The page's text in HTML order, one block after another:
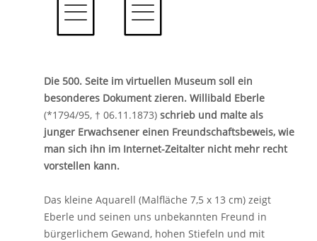
Die 500. Seite im virtuellen Museum soll ein
besonderes Dokument zieren. Willibald Eberle
(*1794/95, † 06.11.1873) schrieb und malte als
junger Erwachsener einen Freundschaftsbeweis, wie
man sich ihn im Internet-Zeitalter nicht mehr recht
vorstellen kann.
Das kleine Aquarell (Malfläche 7,5 x 13 cm) zeigt
Eberle und seinen uns unbekannten Freund in
bürgerlichem Gewand, hohen Stiefeln und mit